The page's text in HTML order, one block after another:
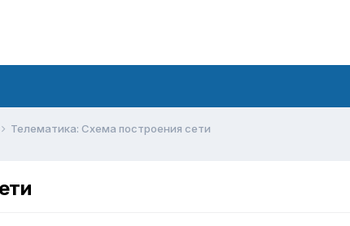
Телематика: Схема построения сети